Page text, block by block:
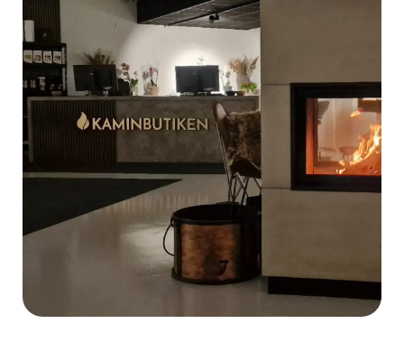
Välkommen till Kaminbutiken – din partner
för en varm och trygg eldstadslösning.